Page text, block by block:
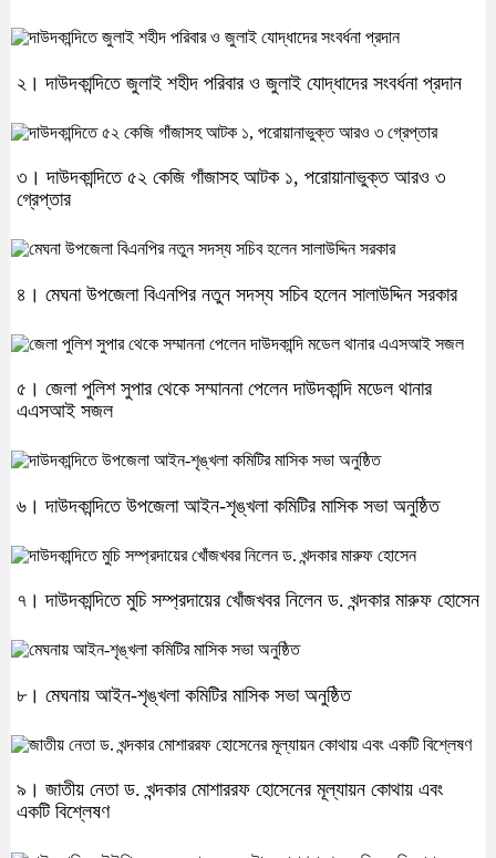
২। দাউদকান্দিতে জুলাই শহীদ পরিবার ও জুলাই যোদ্ধাদের সংবর্ধনা প্রদান
৩। দাউদকান্দিতে ৫২ কেজি গাঁজাসহ আটক ১, পরোয়ানাভুক্ত আরও ৩
গ্রেপ্তার
৪। মেঘনা উপজেলা বিএনপির নতুন সদস্য সচিব হলেন সালাউদ্দিন সরকার
৫। জেলা পুলিশ সুপার থেকে সম্মাননা পেলেন দাউদকান্দি মডেল থানার
এএসআই সজল
৬। দাউদকান্দিতে উপজেলা আইন-শৃঙ্খলা কমিটির মাসিক সভা অনুষ্ঠিত
৭। দাউদকান্দিতে মুচি সম্প্রদায়ের খোঁজখবর নিলেন ড. খন্দকার মারুফ হোসেন
৮। মেঘনায় আইন-শৃঙ্খলা কমিটির মাসিক সভা অনুষ্ঠিত
৯। জাতীয় নেতা ড. খন্দকার মোশাররফ হোসেনের মূল্যায়ন কোথায় এবং
একটি বিশ্লেষণ